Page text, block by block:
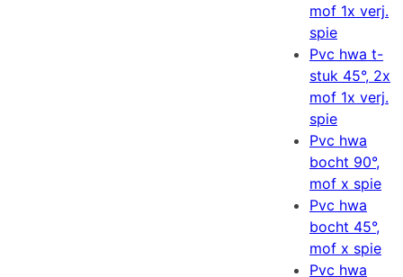
mof 1x verj.
spie
Pvc hwa t-
stuk 45°, 2x
mof 1x verj.
spie
Pvc hwa
bocht 90°,
mof x spie
Pvc hwa
bocht 45°,
mof x spie
Pvc hwa